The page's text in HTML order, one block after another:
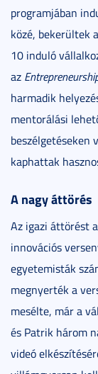
programjában
közé, bekerültek a
10 induló
az
harmadik
mentorálási
beszélgetéseken
kaphattak
A nagy áttörés
Az igazi áttörést
innovációs
egyetemisták
megnyerték a
mesélte, már a
és Patrik három
videó